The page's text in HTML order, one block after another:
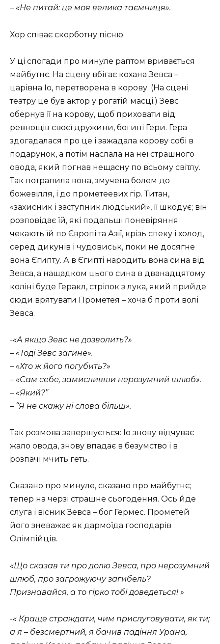
– «Не питай: це моя велика таємниця».
Хор співає скорботну пісню.
У ці спогади про минуле раптом вривається
майбутнє. На сцену вбігає кохана Зевса –
царівна Іо, перетворена в корову. (На сцені
театру це був актор у рогатій масці.) Зевс
обернув її на корову, щоб приховати від
ревнощів своєї дружини, богині Гери. Гера
здогадалася про це і зажадала корову собі в
подарунок, а потім наслала на неї страшного
овода, який погнав нещасну по всьому світлу.
Так потрапила вона, змучена болем до
божевілля, і до прометеевих гір. Титан,
«захисник і заступник людський», її шкодує; він
розповідає їй, які подальші поневіряння
чекають їй по Європі та Азії, крізь спеку і холод,
серед дикунів і чудовиськ, поки не досягне
вона Єгипту. А в Єгипті народить вона сина від
Зевса, а нащадком цього сина в дванадцятому
коліні буде Геракл, стрілок з лука, який прийде
сюди врятувати Прометея – хоча б проти волі
Зевса.
-«А якщо Зевс не дозволить?»
– «Тоді Зевс загине».
– «Хто ж його погубить?»
– «Сам себе, замисливши нерозумний шлюб».
– «Який?”
– “Я не скажу ні слова більш».
Так розмова завершується: Іо знову відчуває
жало овода, знову впадає в безумство і в
розпачі мчить геть.
Сказано про минуле, сказано про майбутнє;
тепер на черзі страшне сьогодення. Ось йде
слуга і вісник Зевса – бог Гермес. Прометей
його зневажає як дармоїда господарів
Олімпійців.
«Що сказав ти про долю Зевса, про нерозумний
шлюб, про загрожуючу загибель?
Признавайся, а то гірко тобі доведеться! »
-« Краще страждати, чим прислуговувати, як ти;
а я – безсмертний, я бачив падіння Урана,